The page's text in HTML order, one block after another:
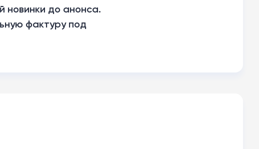
новинки до анонса.
фактуру под